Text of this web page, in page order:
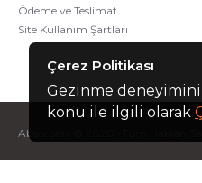
Ödeme ve Teslimat
Site Kullanım Şartları
Absorberr © 2020 -Tüm Hakları
Çerez Politikası
Gezinme
konu ile ilgili olarak